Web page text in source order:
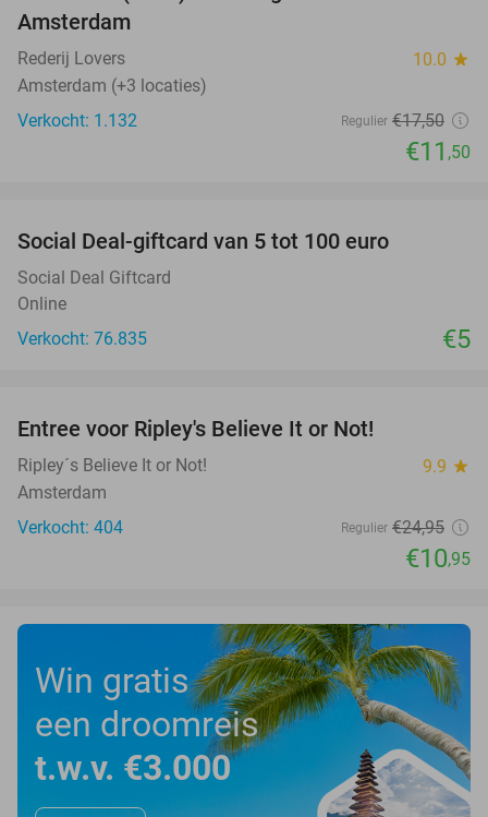
Amsterdam
Rederij Lovers 10.0 star
Amsterdam (+3 locaties)
Verkocht: 1.132
Regulier €17,50
€11 ,50
Social Deal-giftcard van 5 tot 100 euro
Social Deal Giftcard
Online
Verkocht: 76.835
€5
Entree voor Ripley's Believe It or Not!
Ripley´s Believe It or Not! 9.9 star
Amsterdam
Verkocht: 404
Regulier €24,95
€10,95
Win gratis
een droomreis
t.w.v. €3.000